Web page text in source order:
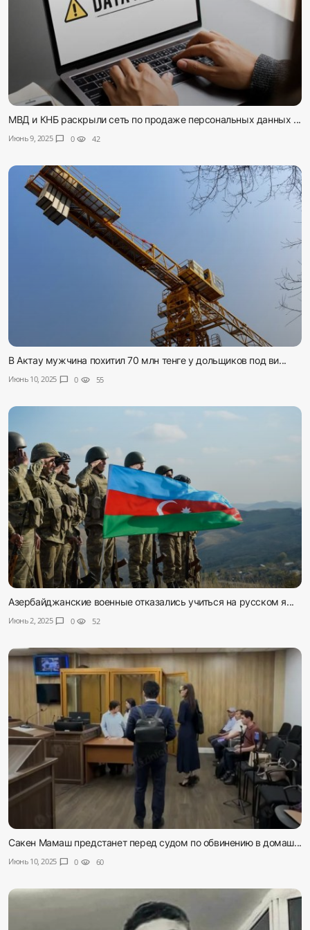
МВД и КНБ раскрыли сеть по продаже персональных данных ...
Июнь 9, 2025 chat_bubble 0 visibility 42
В Актау мужчина похитил 70 млн тенге у дольщиков под ви...
Июнь 10, 2025 chat_bubble 0 visibility 55
Азербайджанские военные отказались учиться на русском я...
Июнь 2, 2025 chat_bubble 0 visibility 52
Сакен Мамаш предстанет перед судом по обвинению в домаш...
Июнь 10, 2025 chat_bubble 0 visibility 60